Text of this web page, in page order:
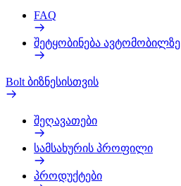
FAQ
შეტყობინება ავტომობილზე
Bolt ბიზნესისთვის
შეღავათები
სამსახურის პროფილი
პროდუქტები